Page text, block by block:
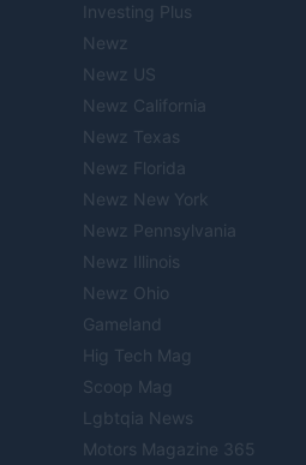
Investing Plus
Newz
Newz US
Newz California
Newz Texas
Newz Florida
Newz New York
Newz Pennsylvania
Newz Illinois
Newz Ohio
Gameland
Hig Tech Mag
Scoop Mag
Lgbtqia News
Motors Magazine 365